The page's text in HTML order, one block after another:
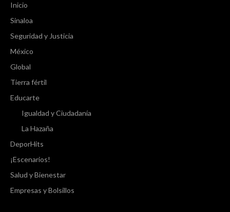
Inicio
Sinaloa
Seguridad y Justicia
México
Global
Tierra fértil
Educarte
Igualdad y Ciudadanía
La Hazaña
DeporHits
¡Escenarios!
Salud y Bienestar
Empresas y Bolsillos